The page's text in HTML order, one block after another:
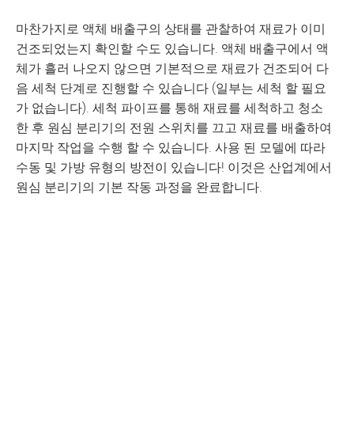
마찬가지로 액체 배출구의 상태를 관찰하여 재료가 이미
건조되었는지 확인할 수도 있습니다. 액체 배출구에서 액
체가 흘러 나오지 않으면 기본적으로 재료가 건조되어 다
음 세척 단계로 진행할 수 있습니다 (일부는 세척 할 필요
가 없습니다). 세척 파이프를 통해 재료를 세척하고 청소
한 후 원심 분리기의 전원 스위치를 끄고 재료를 배출하여
마지막 작업을 수행 할 수 있습니다. 사용 된 모델에 따라
수동 및 가방 유형의 방전이 있습니다! 이것은 산업계에서
원심 분리기의 기본 작동 과정을 완료합니다.